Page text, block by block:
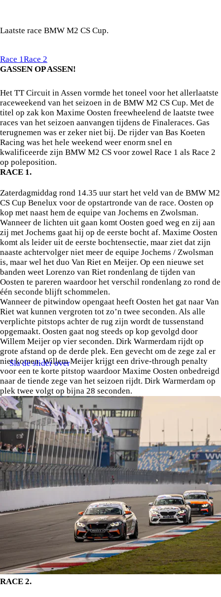
Laatste race BMW M2 CS Cup.
Race 1Race 2
GASSEN OP ASSEN!
Het TT Circuit in Assen vormde het toneel voor het allerlaatste
raceweekend van het seizoen in de BMW M2 CS Cup. Met de
titel op zak kon Maxime Oosten freewheelend de laatste twee
races van het seizoen aanvangen tijdens de Finaleraces. Gas
terugnemen was er zeker niet bij. De rijder van Bas Koeten
Racing was het hele weekend weer enorm snel en
kwalificeerde zijn BMW M2 CS voor zowel Race 1 als Race 2
op poleposition.
RACE 1.
Zaterdagmiddag rond 14.35 uur start het veld van de BMW M2
CS Cup Benelux voor de opstartronde van de race. Oosten op
kop met naast hem de equipe van Jochems en Zwolsman.
Wanneer de lichten uit gaan komt Oosten goed weg en zij aan
zij met Jochems gaat hij op de eerste bocht af. Maxime Oosten
komt als leider uit de eerste bochtensectie, maar ziet dat zijn
naaste achtervolger niet meer de equipe Jochems / Zwolsman
is, maar wel het duo Van Riet en Meijer. Op een nieuwe set
banden weet Lorenzo van Riet rondenlang de tijden van
Oosten te pareren waardoor het verschil rondenlang zo rond de
één seconde blijft schommelen.
Wanneer de pitwindow opengaat heeft Oosten het gat naar Van
Riet wat kunnen vergroten tot zo’n twee seconden. Als alle
verplichte pitstops achter de rug zijn wordt de tussenstand
opgemaakt. Oosten gaat nog steeds op kop gevolgd door
Willem Meijer op vier seconden. Dirk Warmerdam rijdt op
grote afstand op de derde plek. Een gevecht om de zege zal er
niet komen. Willem Meijer krijgt een drive-through penalty
voor een te korte pitstop waardoor Maxime Oosten onbedreigd
naar de tiende zege van het seizoen rijdt. Dirk Warmerdam op
plek twee volgt op bijna 28 seconden.
Sla de slider over
RACE 2.